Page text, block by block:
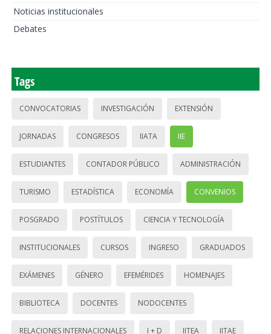
Noticias institucionales
Debates
Tags
CONVOCATORIAS INVESTIGACIÓN EXTENSIÓN
JORNADAS CONGRESOS IIATA IIE
ESTUDIANTES CONTADOR PÚBLICO ADMINISTRACIÓN
TURISMO ESTADÍSTICA ECONOMÍA CONVENIOS
POSGRADO POSTÍTULOS CIENCIA Y TECNOLOGÍA
INSTITUCIONALES CURSOS INGRESO GRADUADOS
EXÁMENES GÉNERO EFEMÉRIDES HOMENAJES
BIBLIOTECA DOCENTES NODOCENTES
RELACIONES INTERNACIONALES I + D IITEA IITAE